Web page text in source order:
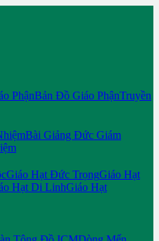
PhậnBản Đồ Giáo PhậnTruyền
Bài Giảng Đức Giám
Giáo Hạt Đức TrọngGiáo Hạt
Hạt Di LinhGiáo Hạt